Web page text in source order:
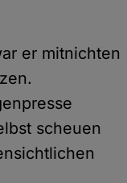
er mitnichten
scheuen